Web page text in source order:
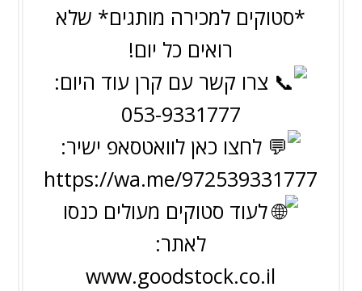
*סטוקים למכירה מותגים* שלא
רואים כל יום!
צרו קשר עם קרן עוד היום:
053-9331777
לחצו כאן לוואטסאפ ישיר:
https://wa.me/972539331777
לעוד סטוקים מעולים כנסו
לאתר:
www.goodstock.co.il